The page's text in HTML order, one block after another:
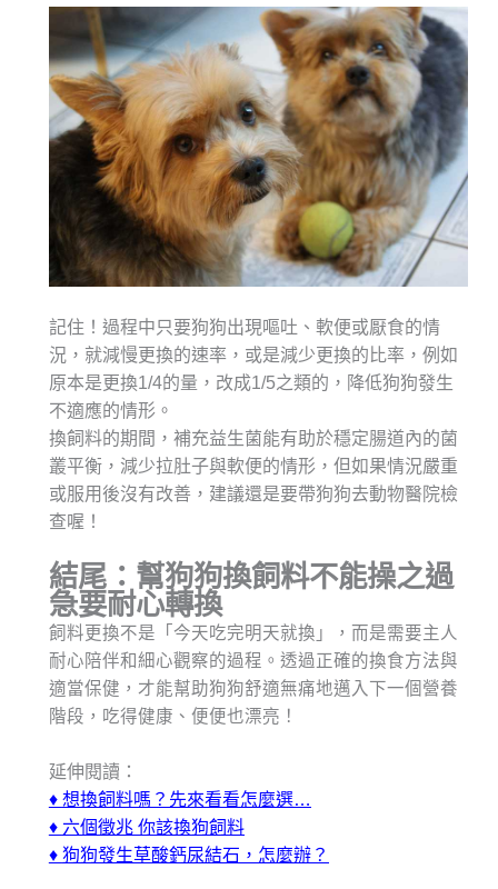
記住！過程中只要狗狗出現嘔吐、軟便或厭食的情
況，就減慢更換的速率，或是減少更換的比率，例如
原本是更換1/4的量，改成1/5之類的，降低狗狗發生
不適應的情形。
換飼料的期間，補充益生菌能有助於穩定腸道內的菌
叢平衡，減少拉肚子與軟便的情形，但如果情況嚴重
或服用後沒有改善，建議還是要帶狗狗去動物醫院檢
查喔！
結尾：幫狗狗換飼料不能操之過
急要耐心轉換
飼料更換不是「今天吃完明天就換」，而是需要主人
耐心陪伴和細心觀察的過程。透過正確的換食方法與
適當保健，才能幫助狗狗舒適無痛地邁入下一個營養
階段，吃得健康、便便也漂亮！
延伸閱讀：
♦ 想換飼料嗎？先來看看怎麼選…
♦ 六個徵兆 你該換狗飼料
♦ 狗狗發生草酸鈣尿結石，怎麼辦？